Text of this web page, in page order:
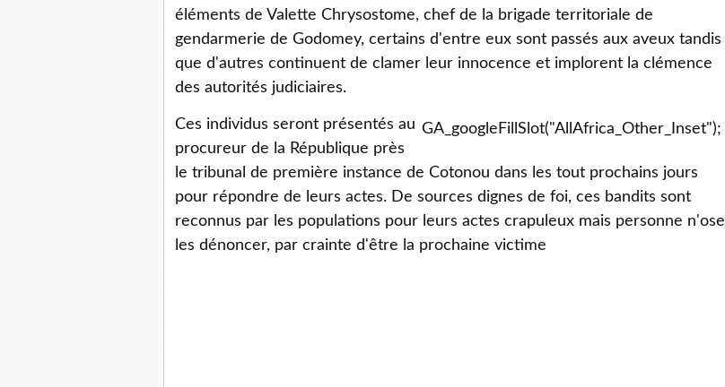
éléments de Valette Chrysostome, chef de la brigade territoriale de
gendarmerie de Godomey, certains d'entre eux sont passés aux aveux tandis
que d'autres continuent de clamer leur innocence et implorent la clémence
des autorités judiciaires.
GA_googleFillSlot("AllAfrica_Other_Inset");
Ces individus seront présentés au
procureur de la République près
le tribunal de première instance de Cotonou dans les tout prochains jours
pour répondre de leurs actes. De sources dignes de foi, ces bandits sont
reconnus par les populations pour leurs actes crapuleux mais personne n'ose
les dénoncer, par crainte d'être la prochaine victime